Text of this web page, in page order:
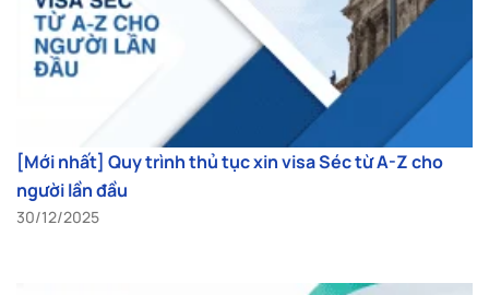
[Mới nhất] Quy trình thủ tục xin visa Séc từ A-Z cho
người lần đầu
30/12/2025